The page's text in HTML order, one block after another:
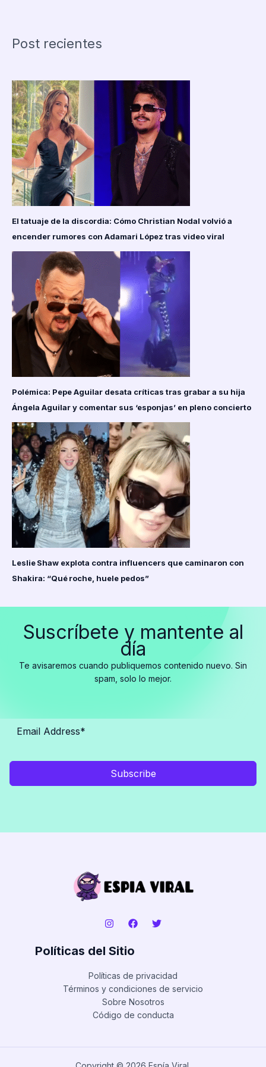
veces
recuperarla
gracias
a
un
título
de
Valve
Post recientes
El tatuaje de la discordia: Cómo Christian Nodal volvió a
encender rumores con Adamari López tras video viral
Polémica: Pepe Aguilar desata críticas tras grabar a su hija
Ángela Aguilar y comentar sus ‘esponjas’ en pleno concierto
Leslie Shaw explota contra influencers que caminaron con
Shakira: “Qué roche, huele pedos”
Suscríbete y mantente al
día
Te avisaremos cuando publiquemos contenido nuevo. Sin
spam, solo lo mejor.
Subscribe
Políticas del Sitio
Políticas de privacidad
Términos y condiciones de servicio
Sobre Nosotros
Código de conducta